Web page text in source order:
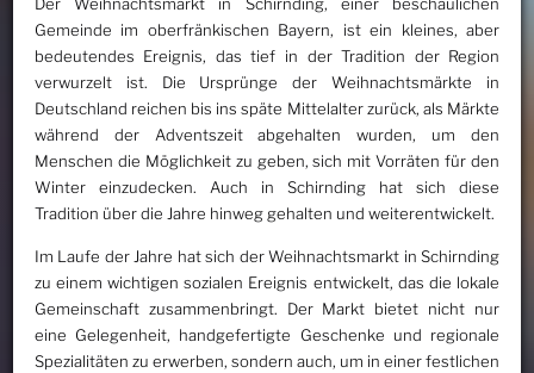
Der Weihnachtsmarkt in Schirnding, einer beschaulichen
Gemeinde im oberfränkischen Bayern, ist ein kleines, aber
bedeutendes Ereignis, das tief in der Tradition der Region
verwurzelt ist. Die Ursprünge der Weihnachtsmärkte in
Deutschland reichen bis ins späte Mittelalter zurück, als Märkte
während der Adventszeit abgehalten wurden, um den
Menschen die Möglichkeit zu geben, sich mit Vorräten für den
Winter einzudecken. Auch in Schirnding hat sich diese
Tradition über die Jahre hinweg gehalten und weiterentwickelt.
Im Laufe der Jahre hat sich der Weihnachtsmarkt in Schirnding
zu einem wichtigen sozialen Ereignis entwickelt, das die lokale
Gemeinschaft zusammenbringt. Der Markt bietet nicht nur
eine Gelegenheit, handgefertigte Geschenke und regionale
Spezialitäten zu erwerben, sondern auch, um in einer festlichen